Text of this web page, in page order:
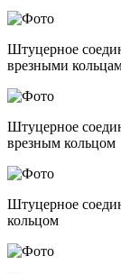
Штуцерное
врезными
Штуцерное
врезным кольцом
Штуцерное
кольцом